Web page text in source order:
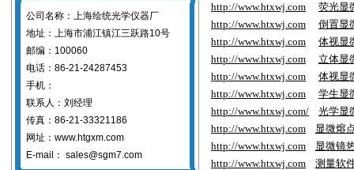
公司名称：上海绘统光学仪器厂
地址：上海市浦江镇江三跃路10号
邮编：100060
电话：86-21-24287453
手机：
联系人：刘经理
传真：86-21-33321186
网址：www.htgxm.com
E-mail： sales@sgm7.com
http://www.htxwj.com
荧光显
http://www.htxwj.com
倒置显
http://www.htxwj.com
体视显
http://www.htxwj.com
立体显
http://www.htxwj.com
体视显
http://www.htxwj.com
学生显
http://www.htxwj.com/
光学显
http://www.htxwj.com
显微熔
http://www.htxwj.com
显微镜
http://www.htxwj.com
测量软